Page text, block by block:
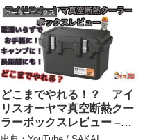
クーラーボックス
どこまでやれる！？ アイ
リスオーヤマ真空断熱クー
ラーボックスレビュー –
SAKAI INDUSTRY